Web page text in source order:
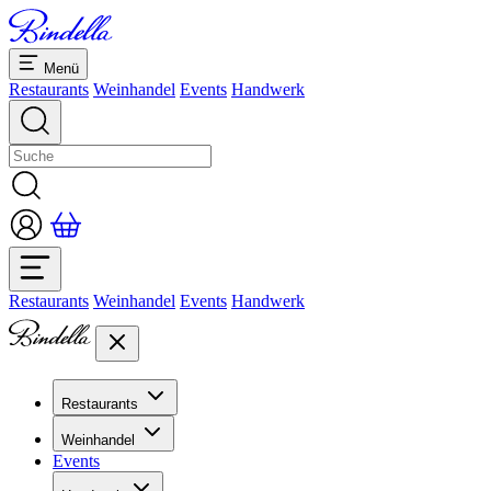
Menü
Restaurants Weinhandel Events Handwerk
Restaurants Weinhandel Events Handwerk
Restaurants
Übersicht Restaurants
Bankette & Events
Dolcezze
Weinhandel
Übersicht
Events